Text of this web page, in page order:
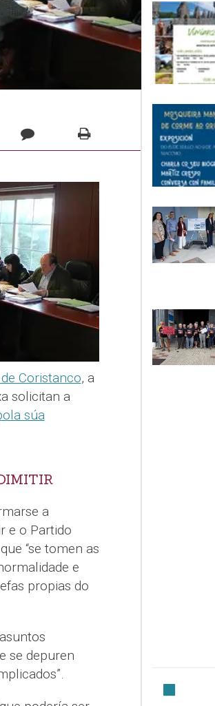
Coristanco, a
solicitan a
súa
a
e o Partido
“se tomen as
e
propias do
se depuren